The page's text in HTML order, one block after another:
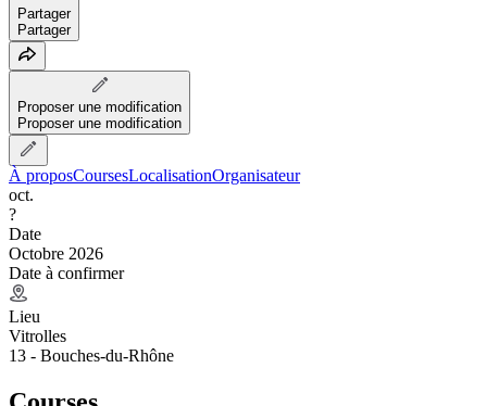
Partager
Partager
Proposer une modification
Proposer une modification
À proposCoursesLocalisationOrganisateur
oct.
?
Date
Octobre 2026
Date à confirmer
Lieu
Vitrolles
13 - Bouches-du-Rhône